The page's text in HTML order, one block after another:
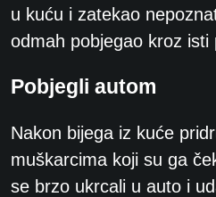
u kuću i zatekao
odmah pobjegao kroz isti
Pobjegli autom
Nakon bijega iz kuće
muškarcima koji su ga
se brzo ukrcali u auto i